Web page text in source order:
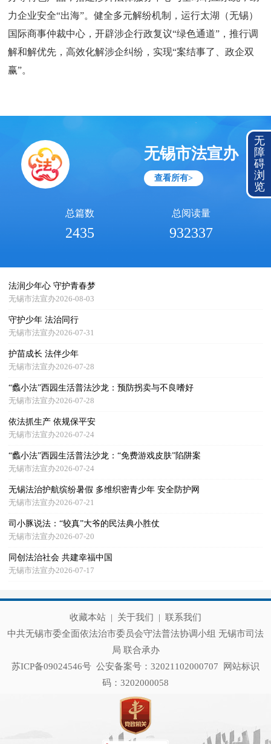
力企业安全“出海”。健全多元解纷机制，运行太湖（无锡）
国际商事仲裁中心，开辟涉企行政复议“绿色通道”，推行调
解和解优先，高效化解涉企纠纷，实现“案结事了、政企双
赢”。
无锡市法宣办
查看所有>
总篇数
2435
总阅读量
932337
法润少年心 守护青春梦
无锡市法宣办2026-08-03
守护少年 法治同行
无锡市法宣办2026-07-31
护苗成长 法伴少年
无锡市法宣办2026-07-28
“蠡小法”西园生活普法沙龙：预防拐卖与不良嗜好
无锡市法宣办2026-07-28
依法抓生产 依规保平安
无锡市法宣办2026-07-24
“蠡小法”西园生活普法沙龙：“免费游戏皮肤”陷阱案
无锡市法宣办2026-07-24
无锡法治护航缤纷暑假 多维织密青少年 安全防护网
无锡市法宣办2026-07-21
司小豚说法：“较真”大爷的民法典小胜仗
无锡市法宣办2026-07-20
同创法治社会 共建幸福中国
无锡市法宣办2026-07-17
收藏本站 | 关于我们 | 联系我们
中共无锡市委全面依法治市委员会守法普法协调小组 无锡市司法
局 联合承办
苏ICP备09024546号 公安备案号：32021102000707 网站标识
码：3202000058
无
障
碍
浏
览